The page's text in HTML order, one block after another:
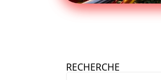
RECHERCHE